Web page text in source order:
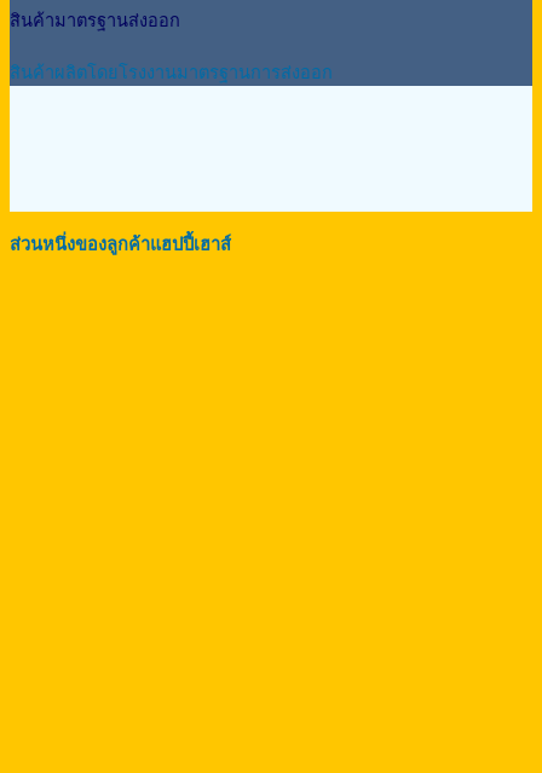
สินค้ามาตรฐานส่งออก
สินค้าผลิตโดยโรงงานมาตรฐานการส่งออก
ส่วนหนึ่งของลูกค้าแฮปปี้เฮาส์